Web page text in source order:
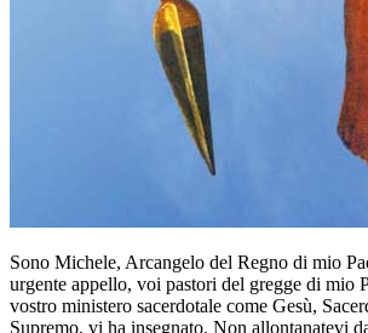
Sono Michele, Arcangelo del Regno di mio
urgente appello, voi pastori del gregge di mio
vostro ministero sacerdotale come Gesù,
Supremo, vi ha insegnato. Non allontanatevi